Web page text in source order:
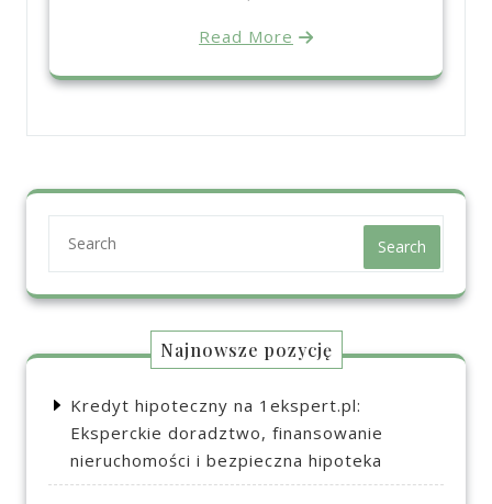
Read More
Search
Najnowsze pozycję
Kredyt hipoteczny na 1ekspert.pl:
Eksperckie doradztwo, finansowanie
nieruchomości i bezpieczna hipoteka